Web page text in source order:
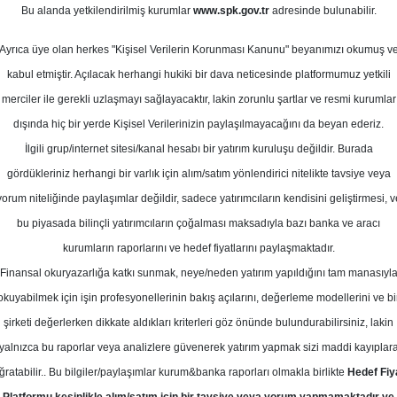
2025
Potansiyeli
Kurum Sayısı
22 12 3
Çarşamba, 09 Nisan 2025
Menkul Değerler FROTO Hedef Fiyat
Değerler, FROTO - Ford Otosan
TL, tavsiyesini ise 'AL' olarak
Bu alanda yetkilendirilmiş kurumlar www.spk.gov.tradresinde bulunabilir.
Ayrıca üye olan herkes "Kişisel Verilerin Korunması Kanunu" beyanımızı okumuş ve
kabul etmiştir. Açılacak herhangi hukiki bir dava neticesinde platformumuz yetkili
merciler ile gerekli uzlaşmayı sağlayacaktır, lakin zorunlu şartlar ve resmi kurumlar
dışında hiç bir yerde Kişisel Verilerinizin paylaşılmayacağını da beyan ederiz.
İlgili grup/internet sitesi/kanal hesabı bir yatırım kuruluşu değildir. Burada
gördükleriniz herhangi bir varlık için alım/satım yönlendirici nitelikte tavsiye veya
niteliğinde paylaşımlar değildir, sadece yatırımcıların kendisini geliştirmesi,
bu piyasada bilinçli yatırımcıların çoğalması maksadıyla bazı banka ve aracı
kurumların raporlarını ve hedef fiyatlarını paylaşmaktadır.
Finansal okuryazarlığa katkı sunmak, neye/neden yatırım yapıldığını tam manasıyla
için işin profesyonellerinin bakış açılarını, değerleme modellerini ve
şirketi değerlerken dikkate aldıkları kriterleri göz önünde bulundurabilirsiniz, lakin
yalnızca bu raporlar veya analizlere güvenerek yatırım yapmak sizi maddi
Bu bilgiler/paylaşımlar kurum&banka raporları olmakla birlikte Hedef